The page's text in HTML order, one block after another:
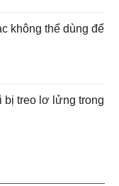
không thể dùng để
bị treo lơ lửng trong